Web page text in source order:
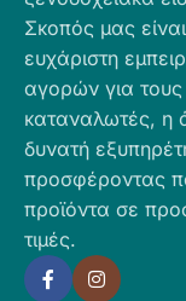
Σκοπός μας
ευχάριστη
αγορών για τους
καταναλωτές, η
δυνατή
προσφέροντας
προϊόντα σε
τιμές.